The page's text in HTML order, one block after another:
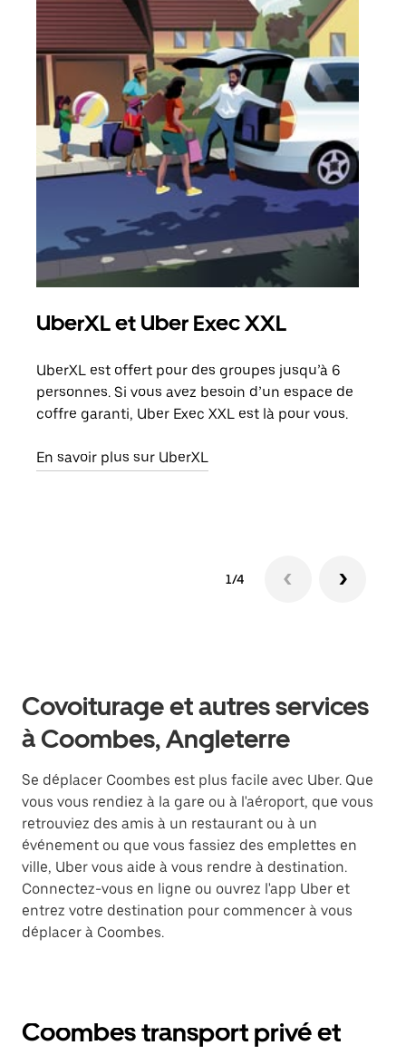
UberXL et Uber Exec XXL
UberXL est offert pour des groupes jusqu’à 6
personnes. Si vous avez besoin d’un espace de
coffre garanti, Uber Exec XXL est là pour vous.
En savoir plus sur UberXL
1/4
Covoiturage et autres services
à Coombes, Angleterre
Se déplacer Coombes est plus facile avec Uber. Que
vous vous rendiez à la gare ou à l'aéroport, que vous
retrouviez des amis à un restaurant ou à un
événement ou que vous fassiez des emplettes en
ville, Uber vous aide à vous rendre à destination.
Connectez-vous en ligne ou ouvrez l'app Uber et
entrez votre destination pour commencer à vous
déplacer à Coombes.
Coombes transport privé et